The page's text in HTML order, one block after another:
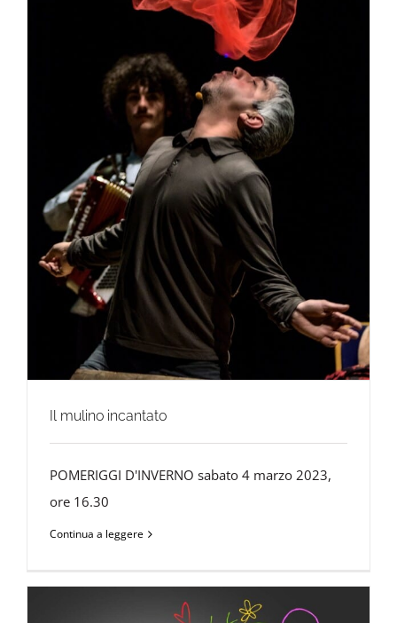
Il mulino incantato
POMERIGGI D'INVERNO sabato 4 marzo 2023,
ore 16.30
Continua a leggere